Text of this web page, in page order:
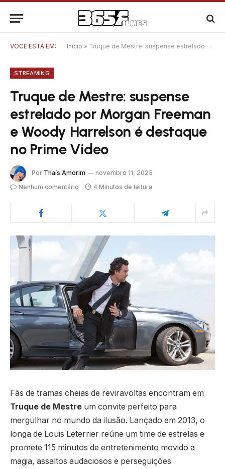
VOCÊ ESTÁ EM: Início » Truque de Mestre: suspense estrelado por Morgan Freeman e Woody Harrelson é destaque no Prime Video
STREAMING
Truque de Mestre: suspense
estrelado por Morgan Freeman
e Woody Harrelson é destaque
no Prime Video
Por Thaís Amorim
novembro 11, 2025
Nenhum comentário
4 Minutos de leitura
Fãs de tramas cheias de reviravoltas encontram em
Truque de Mestre um convite perfeito para
mergulhar no mundo da ilusão. Lançado em 2013, o
longa de Louis Leterrier reúne um time de estrelas e
promete 115 minutos de entretenimento movido a
magia, assaltos audaciosos e perseguições